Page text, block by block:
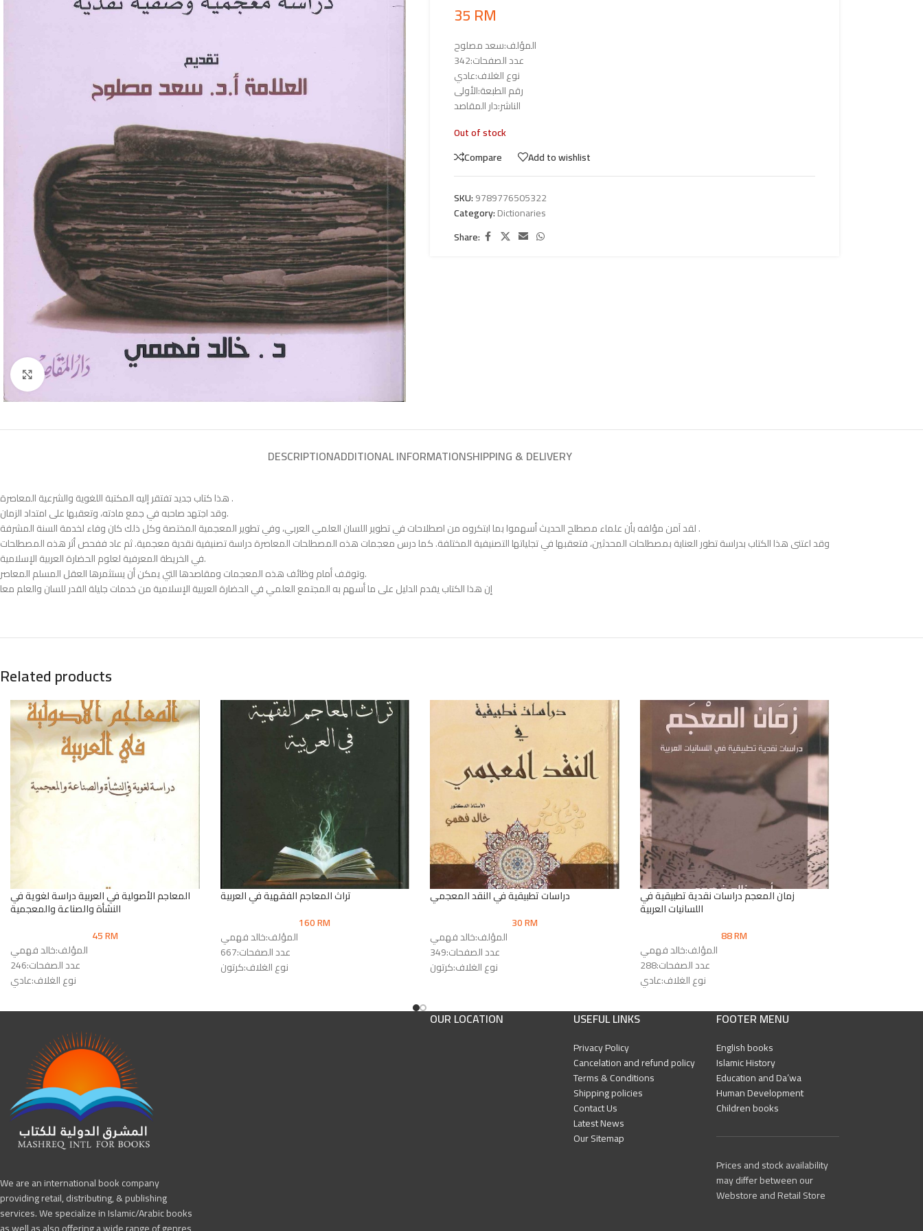
Click to enlarge
35 RM
المؤلف:سعد مصلوح
عدد الصفحات:342
نوع الغلاف:عادي
رقم الطبعة:الأولى
الناشر:دار المقاصد
Out of stock
Compare
Add to wishlist
SKU:9789776505322
Category:Dictionaries
Share:
DESCRIPTIONADDITIONAL INFORMATIONSHIPPING & DELIVERY
هذا كتاب جديد تفتقر إليه المكتبة اللغوية والشرعية المعاصرة .
وقد اجتهد صاحبه في جمع مادته، وتعقبها على امتداد الزمان.
لقد آمن مؤلفه بأن علماء مصطلح الحديث أسهموا بما ابتكروه من اصطلاحات في تطوير اللسان العلمي العربي، وفي تطوير المعجمية المختصة وكل ذلك كان وفاء لخدمة السنة المشرفة .
وقد اعتنى هذا الكتاب بدراسة تطور العناية بمصطلحات المحدثين، فتعقبها في تجلياتها التصنيفية المختلفة. كما درس معجمات هذه المصطلحات المعاصرة دراسة تصنيفية نقدية معجمية. ثم عاد ففحص أثر هذه المصطلحات
في الخريطة المعرفية لعلوم الحضارة العربية الإسلامية.
وتوقف أمام وظائف هذه المعجمات ومقاصدها التي يمكن أن يستثمرها العقل المسلم المعاصر.
إن هذا الكتاب يقدم الدليل على ما أسهم به المجتمع العلمي في الحضارة العربية الإسلامية من خدمات جليلة القدر للسان والعلم معا
Related products
المعاجم الأصولية في العربية دراسة لغوية في
النشأة والصناعة والمعجمية
45RM
المؤلف:خالد فهمي
عدد الصفحات:246
نوع الغلاف:عادي
الناشر:دار المقاصد
تراث المعاجم الفقهية في العربية
160RM
المؤلف:خالد فهمي
عدد الصفحات:667
نوع الغلاف:كرتون
دراسات تطبيقية في النقد المعجمي
30RM
المؤلف:خالد فهمي
عدد الصفحات:349
نوع الغلاف:كرتون
زمان المعجم دراسات نقدية تطبيقية في
اللسانيات العربية
88RM
المؤلف:خالد فهمي
عدد الصفحات:288
نوع الغلاف:عادي
الناشر:دار المقاصد
& دار الوفاء
We are an international book company
providing retail, distributing, & publishing
services. We specialize in Islamic/Arabic books
OUR LOCATION USEFUL LINKS
Privacy Policy
Cancelation and refund policy
Terms & Conditions
Shipping policies
Contact Us
Latest News
Our Sitemap
FOOTER MENU
English books
Islamic History
Education and Da’wa
Human Development
Children books
Prices and stock availability
may differ between our
Webstore and Retail Store